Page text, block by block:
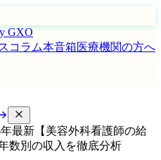
GXO
コラム本音箱医療機関の方へ
年最新【美容外科看護師の給
数別の収入を徹底分析